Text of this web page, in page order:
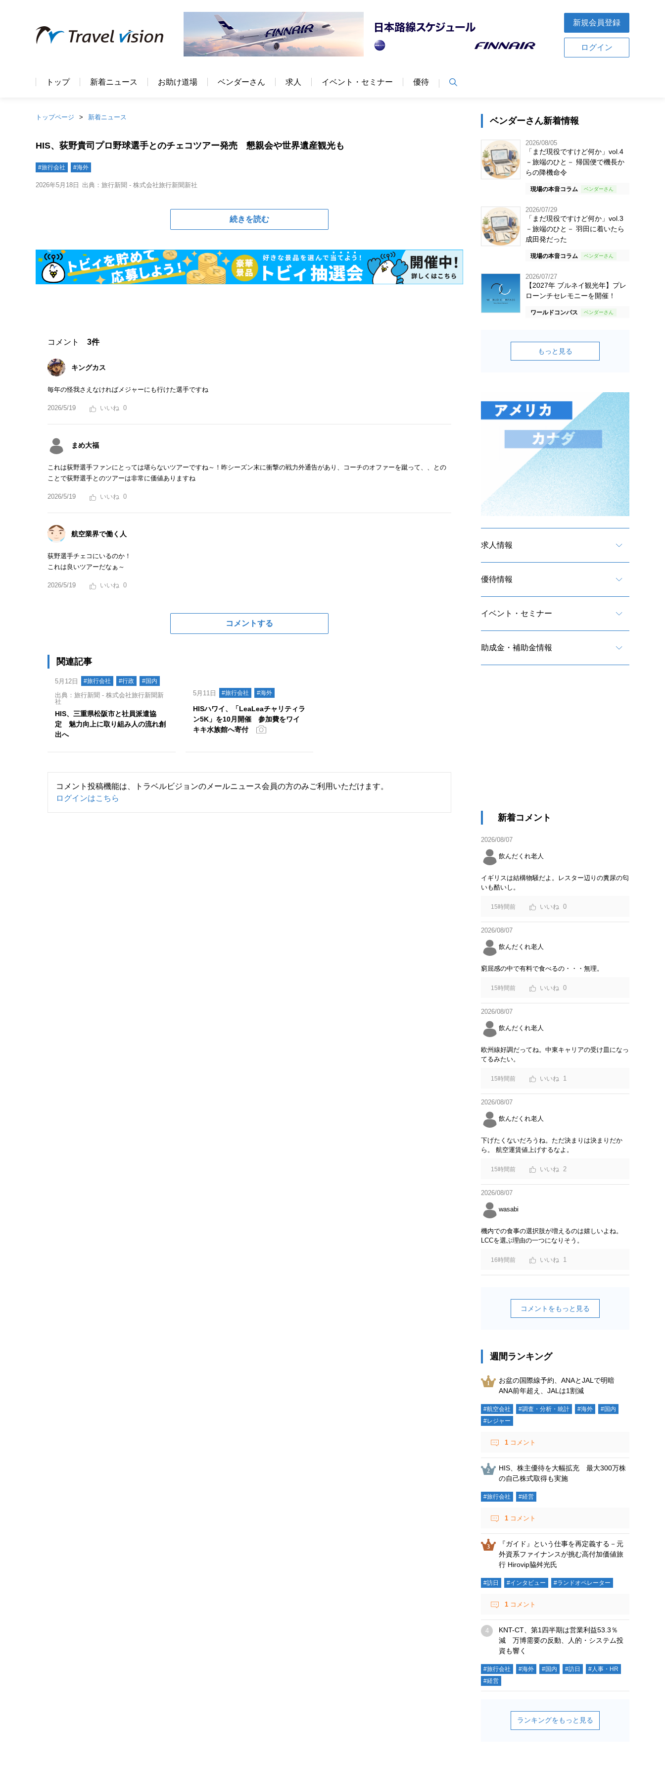
新規会員登録
ログイン
トップ 新着ニュース お助け道場 ベンダーさん 求人 イベント・セミナー 優待
トップページ 新着ニュース
HIS、荻野貴司プロ野球選手とのチェコツアー発売 懇親会や世界遺産観光も
#旅行会社 #海外
2026年5月18日 出典：旅行新聞 - 株式会社旅行新聞新社
続きを読む
コメント 3件
キングカス
毎年の怪我さえなければメジャーにも行けた選手ですね
2026/5/19 0
まめ大福
これは荻野選手ファンにとっては堪らないツアーですね～！昨シーズン末に衝撃の戦力外通告があり、コーチのオファーを蹴って、、との
ことで荻野選手とのツアーは非常に価値ありますね
2026/5/19 0
航空業界で働く人
荻野選手チェコにいるのか！
これは良いツアーだなぁ～
2026/5/19 0
コメントする
関連記事
5月12日 #旅行会社 #行政 #国内
出典：旅行新聞 - 株式会社旅行新聞新
社
HIS、三重県松阪市と社員派遣協
定 魅力向上に取り組み人の流れ創
出へ
5月11日 #旅行会社 #海外
HISハワイ、「LeaLeaチャリティラ
ン5K」を10月開催 参加費をワイ
キキ水族館へ寄付
コメント投稿機能は、トラベルビジョンのメールニュース会員の方のみご利用いただけます。
ログインはこちら
ベンダーさん新着情報
2026/08/05
「まだ現役ですけど何か」vol.4
－旅端のひと－ 帰国便で機長か
らの降機命令
現場の本音コラム
2026/07/29
「まだ現役ですけど何か」vol.3
－旅端のひと－ 羽田に着いたら
成田発だった
現場の本音コラム
2026/07/27
【2027年 ブルネイ観光年】プレ
ローンチセレモニーを開催！
ワールドコンパス
もっと見る
求人情報
優待情報
イベント・セミナー
助成金・補助金情報
新着コメント
2026/08/07
飲んだくれ老人
イギリスは結構物騒だよ。レスター辺りの糞尿の匂
いも酷いし。
15時間前 0
2026/08/07
飲んだくれ老人
窮屈感の中で有料で食べるの・・・無理。
15時間前 0
2026/08/07
飲んだくれ老人
欧州線好調だってね。中東キャリアの受け皿になっ
てるみたい。
15時間前 1
2026/08/07
飲んだくれ老人
下げたくないだろうね。ただ決まりは決まりだか
ら。 航空運賃値上げするなよ。
15時間前 2
2026/08/07
wasabi
機内での食事の選択肢が増えるのは嬉しいよね。
LCCを選ぶ理由の一つになりそう。
16時間前 1
コメントをもっと見る
週間ランキング
お盆の国際線予約、ANAとJALで明暗
ANA前年超え、JALは1割減
#航空会社 #調査・分析・統計 #海外
#国内
#レジャー
1 コメント
HIS、株主優待を大幅拡充 最大300万株
の自己株式取得も実施
#旅行会社 #経営
1 コメント
『ガイド』という仕事を再定義する－元
外資系ファイナンスが挑む高付加価値旅
行 Hirovip脇舛光氏
#訪日 #インタビュー #ランドオペレーター
1 コメント
KNT-CT、第1四半期は営業利益53.3％
減 万博需要の反動、人的・システム投
資も響く
#旅行会社 #海外 #国内 #訪日
#人事・HR
#経営